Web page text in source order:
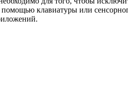
клавиатуры или